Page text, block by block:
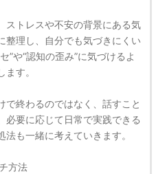
ストレスや不安の背景にある気
整理し、自分でも気づきにくい
”や“認知の歪み”に気づけるよ
ます。
で終わるのではなく、話すこと
必要に応じて日常で実践できる
法も一緒に考えていきます。
方法